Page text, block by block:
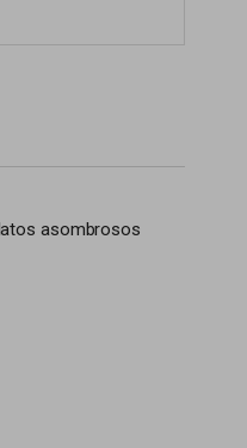
asombrosos